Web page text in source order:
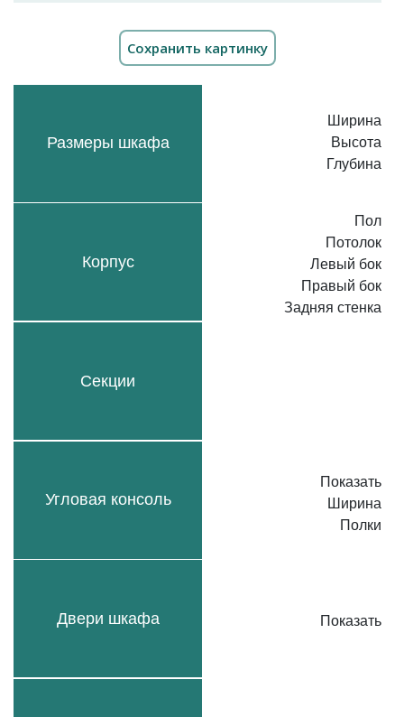
Размеры шкафа
Корпус
Секции
Угловая консоль
Двери шкафа
Ширина
Высота
Глубина
Пол
Потолок
Левый бок
Правый бок
Задняя стенка
Показать
Ширина
Полки
Показать